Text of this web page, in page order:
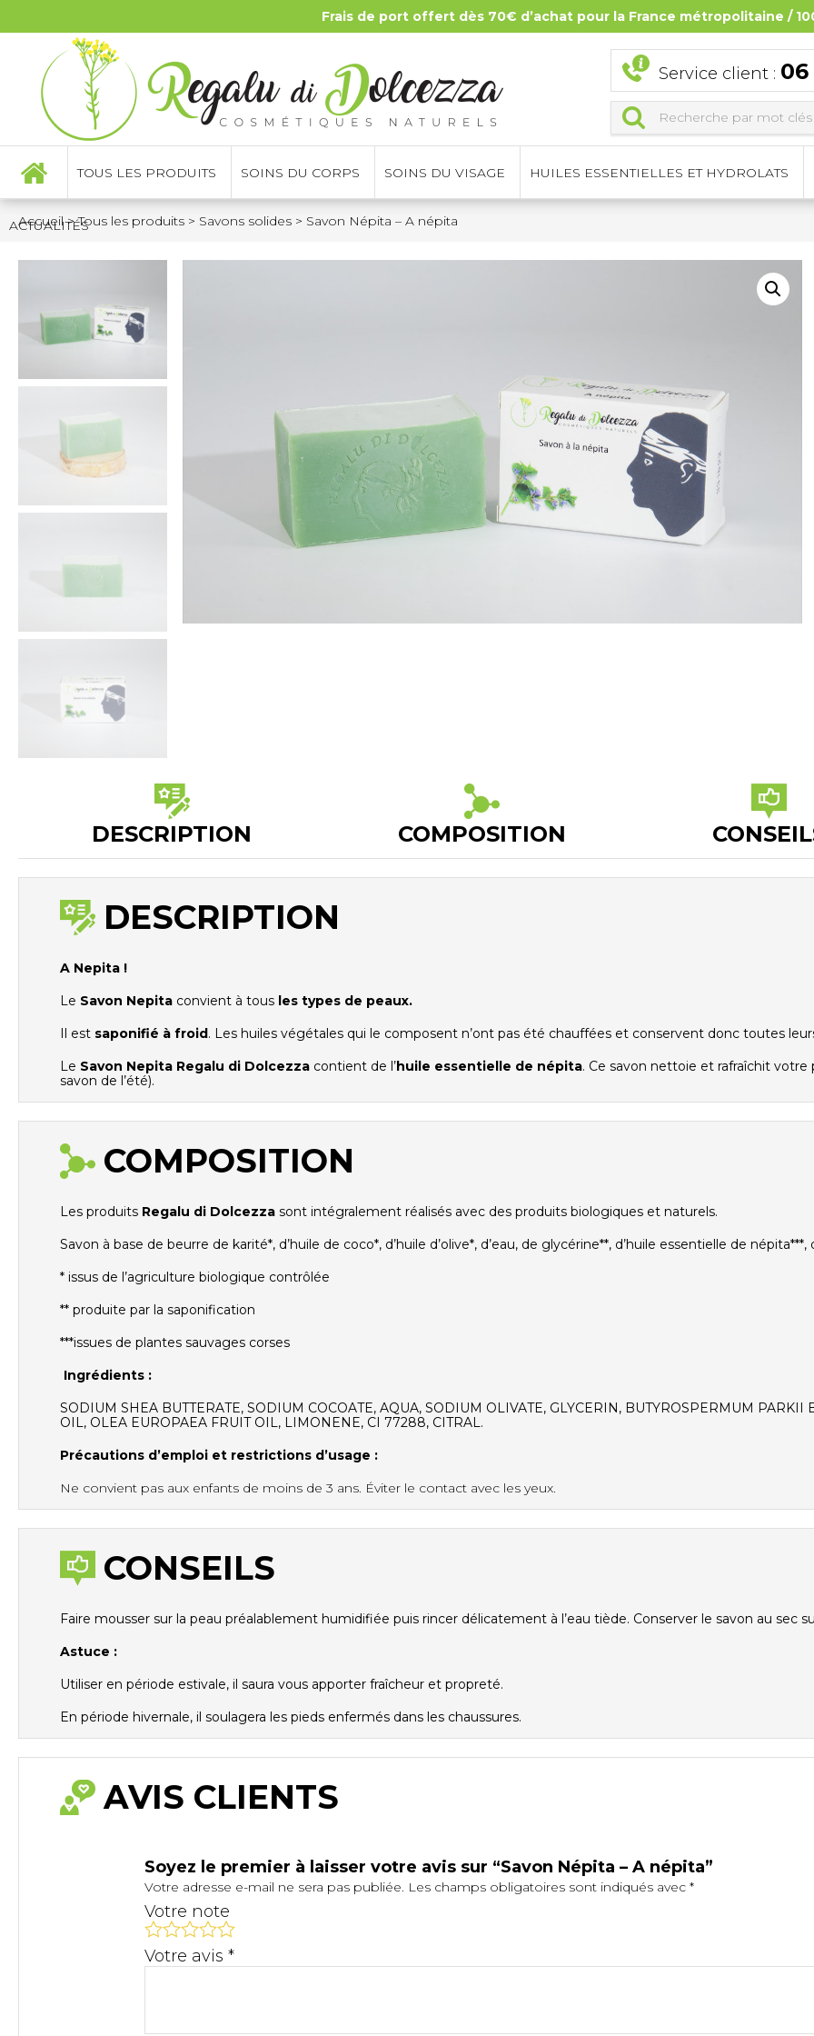
Frais de port offert dès 70€ d’achat pour la France métropolitaine /
Service client : 06
TOUS LES PRODUITS SOINS DU CORPS SOINS DU VISAGE HUILES ESSENTIELLES ET HYDROLATS
ACTUALITÉS
Accueil>Tous les produits > Savons solides > Savon Népita – A népita
DESCRIPTION COMPOSITION
DESCRIPTION
A Nepita !
Le Savon Nepita convient à tous les types de peaux.
Il est saponifié à froid. Les huiles végétales qui le composent n’ont pas été chauffées et conservent donc toutes
Le Savon Nepita Regalu di Dolcezza contient de l’huile essentielle de népita. Ce savon nettoie et rafraîchit
savon de l’été).
COMPOSITION
Les produits Regalu di Dolcezza sont intégralement réalisés avec des produits biologiques et naturels.
Savon à base de beurre de karité*, d’huile de coco*, d’huile d’olive*, d’eau, de glycérine**, d’huile essentielle de
* issus de l’agriculture biologique contrôlée
** produite par la saponification
***issues de plantes sauvages corses
Ingrédients :
SODIUM SHEA BUTTERATE, SODIUM COCOATE, AQUA, SODIUM OLIVATE, GLYCERIN, BUTYROSPERMUM PARKII
OIL, OLEA EUROPAEA FRUIT OIL, LIMONENE, CI 77288, CITRAL.
Précautions d’emploi et restrictions d’usage :
Ne convient pas aux enfants de moins de 3 ans. Éviter le contact avec les yeux.
CONSEILS
Faire mousser sur la peau préalablement humidifiée puis rincer délicatement à l’eau tiède. Conserver le savon au sec
Astuce :
Utiliser en période estivale, il saura vous apporter fraîcheur et propreté.
En période hivernale, il soulagera les pieds enfermés dans les chaussures.
AVIS CLIENTS
Soyez le premier à laisser votre avis sur “Savon Népita – A népita”
Votre adresse e-mail ne sera pas publiée. Les champs obligatoires sont indiqués avec *
Votre note
Votre avis *